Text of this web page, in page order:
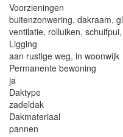
Voorzieningen
buitenzonwering, dakraam,
ventilatie, rolluiken,
Ligging
aan rustige weg, in woonwijk
Permanente bewoning
ja
Daktype
zadeldak
Dakmateriaal
pannen